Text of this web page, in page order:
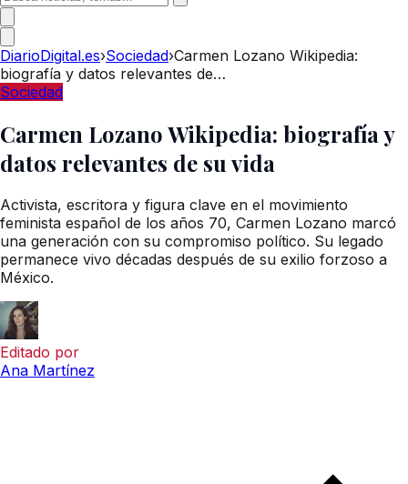
DiarioDigital.es›Sociedad›Carmen Lozano Wikipedia:
biografía y datos relevantes de…
Sociedad
Carmen Lozano Wikipedia: biografía y
datos relevantes de su vida
Activista, escritora y figura clave en el movimiento
feminista español de los años 70, Carmen Lozano marcó
una generación con su compromiso político. Su legado
permanece vivo décadas después de su exilio forzoso a
México.
Editado por
Ana Martínez